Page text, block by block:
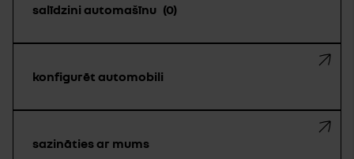
salīdzini automašīnu 0
konfigurēt automobili
sazināties ar mums